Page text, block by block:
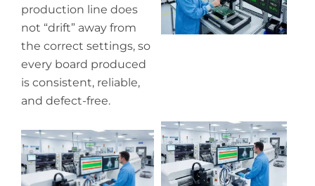
production line does
not “drift” away from
the correct settings, so
every board produced
is consistent, reliable,
and defect-free.